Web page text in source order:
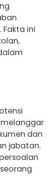
Fakta ini
dan
jabatan.